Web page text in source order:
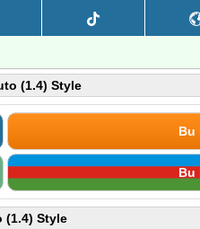
(1.4) Style
Bu
Bu
(1.4) Style